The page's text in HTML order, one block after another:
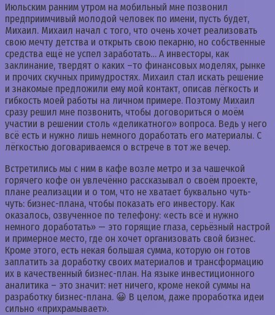
Июльским ранним утром на мобильный мне позвонил
предприимчивый молодой человек по имени, пусть будет,
Михаил. Михаил начал с того, что очень хочет реализовать
свою мечту детства и открыть свою пекарню, но собственные
средства ещё не успел заработать… А инвесторы, как
заклинание, твердят о каких –то финансовых моделях, рынке
и прочих скучных примудростях. Михаил стал искать решение
и знакомые предложили ему мой контакт, описав лёгкость и
гибкость моей работы на личном примере. Поэтому Михаил
сразу решил мне позвонить, чтобы договориться о моём
участии в решении столь «деликатного» вопроса. Ведь у него
всё есть и нужно лишь немного доработать его материалы. С
лёгкостью договариваемся о встрече в тот же вечер.
Встретились мы с ним в кафе возле метро и за чашечкой
горячего кофе он увлечённо рассказывал о своём проекте,
плане реализации и о том, что не хватает буквально чуть-
чуть: бизнес-плана, чтобы показать его инвестору. Как
оказалось, озвученное по телефону: «есть всё и нужно
немного доработать» — это горящие глаза, серьёзный настрой
и примерное место, где он хочет организовать свой бизнес.
Кроме этого, есть некая большая сумма, которую он готов
заплатить за доработку своих материалов и трансформацию
их в качественный бизнес-план. На языке инвестиционного
аналитика – это значит: нет ничего, кроме некой суммы на
разработку бизнес-плана. 😀 В целом, даже проработка идеи
сильно «прихрамывает».